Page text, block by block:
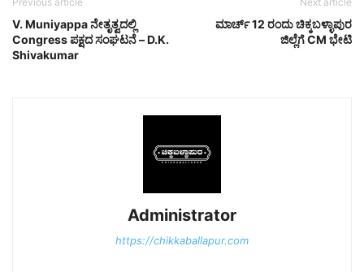
V. Muniyappa ನೇತೃತ್ವದಲ್ಲಿ
Congress ಪಕ್ಷದ ಸಂಘಟನೆ – D.K.
Shivakumar
ಮಾರ್ಚ್ 12 ರಂದು ಚಿಕ್ಕಬಳ್ಳಾಪುರ
ಜಿಲ್ಲೆಗೆ CM ಭೇಟಿ
Administrator
https://chikkaballapur.com